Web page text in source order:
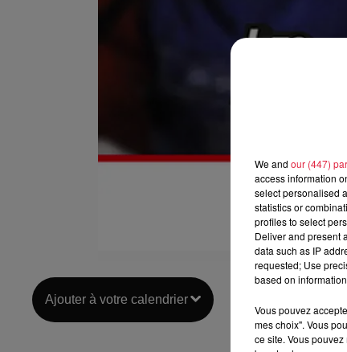
Ajouter à votre calendrier
We and our (447)
access information
select personalised
statistics or
profiles to select
Deliver and present
data such as IP
requested; Use
based on
Vous pouvez
mes choix". Vous
ce site. Vous